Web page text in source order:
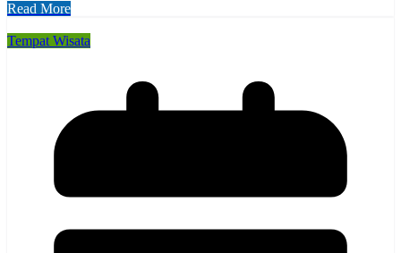
Read More
Tempat Wisata